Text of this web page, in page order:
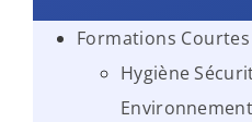
Formations
Hygiène
Environnement